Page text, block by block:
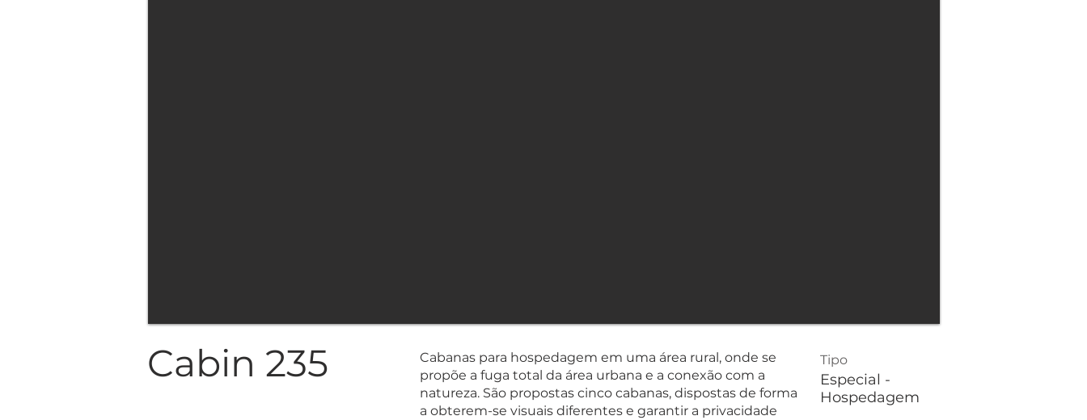
Cabin 235
Cabanas para hospedagem em uma área rural, onde se
propõe a fuga total da área urbana e a conexão com a
natureza. São propostas cinco cabanas, dispostas de forma
a obterem-se visuais diferentes e garantir a privacidade
Tipo
Especial -
Hospedagem